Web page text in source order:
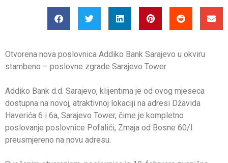
Otvorena nova poslovnica Addiko Bank Sarajevo u okviru
stambeno – poslovne zgrade Sarajevo Tower
Addiko Bank d.d. Sarajevo, klijentima je od ovog mjeseca
dostupna na novoj, atraktivnoj lokaciji na adresi Džavida
Haverića 6 i 6a, Sarajevo Tower, čime je kompletno
poslovanje poslovnice Pofalići, Zmaja od Bosne 60/I
preusmjereno na novu adresu.